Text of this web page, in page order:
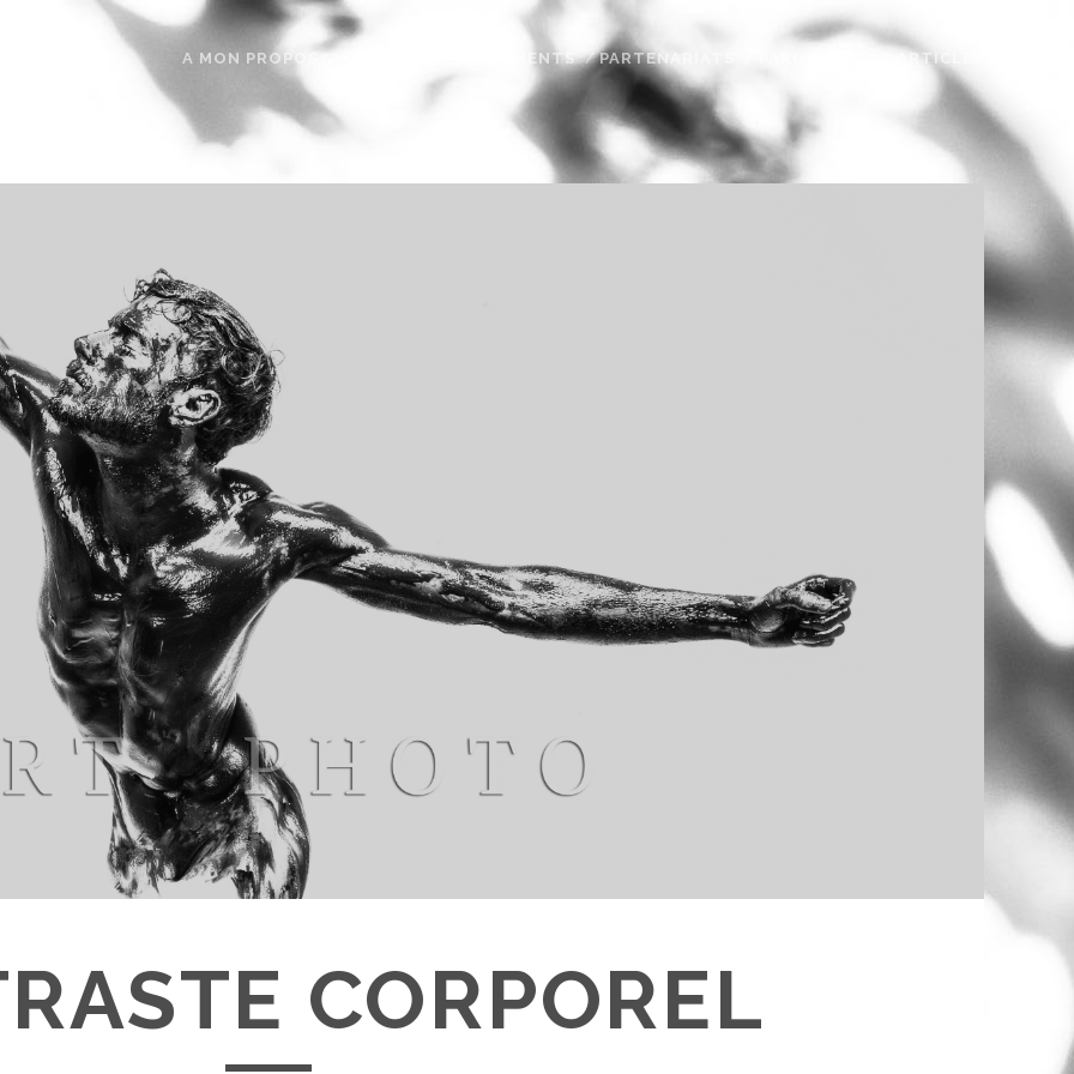
A MON PROPOS EVÈNEMENTS PARTENARIATS PARUTIONS ET ARTICLES
CORPOREL